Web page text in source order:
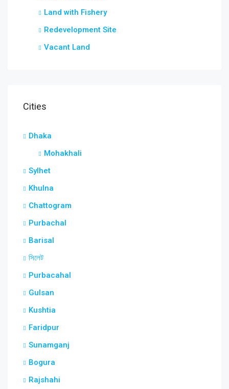
Land with Fishery
Redevelopment Site
Vacant Land
Cities
Dhaka
Mohakhali
Sylhet
Khulna
Chattogram
Purbachal
Barisal
সিলেট
Purbacahal
Gulsan
Kushtia
Faridpur
Sunamganj
Bogura
Rajshahi